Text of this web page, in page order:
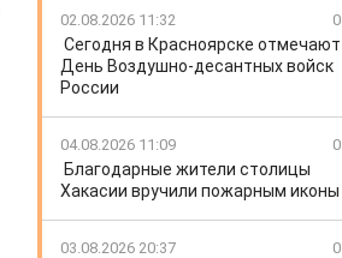
02.08.2026 11:32 0
Сегодня в Красноярске отмечают
День Воздушно-десантных войск
России
04.08.2026 11:09 0
Благодарные жители столицы
Хакасии вручили пожарным иконы
03.08.2026 20:37 0